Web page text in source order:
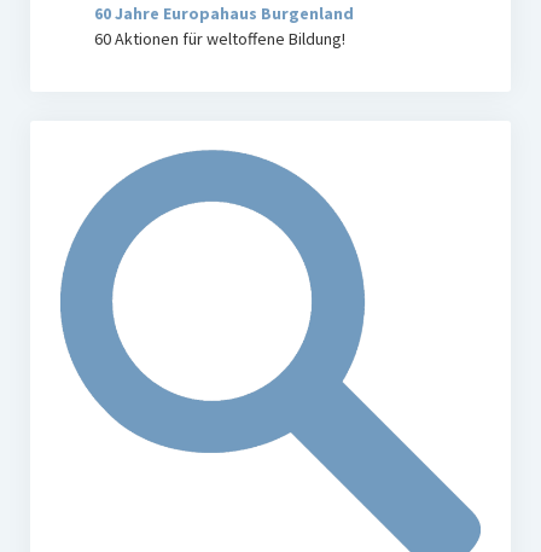
60 Jahre Europahaus Burgenland
60 Aktionen für weltoffene Bildung!